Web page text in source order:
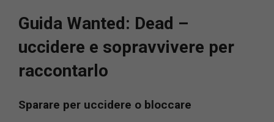
Guida Wanted: Dead –
uccidere e sopravvivere per
raccontarlo
Sparare per uccidere o bloccare